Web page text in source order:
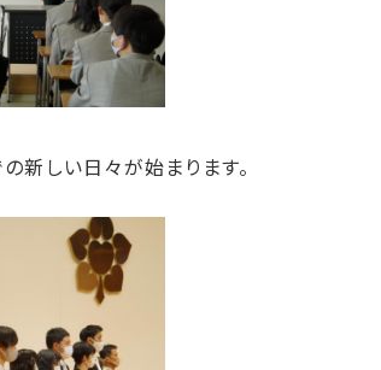
の新しい日々が始まります。